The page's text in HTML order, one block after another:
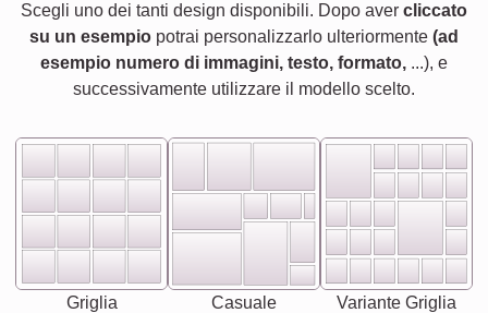
Scegli uno dei tanti design disponibili. Dopo aver cliccato
su un esempio potrai personalizzarlo ulteriormente (ad
esempio numero di immagini, testo, formato, ...), e
successivamente utilizzare il modello scelto.
Griglia Casuale Variante Griglia